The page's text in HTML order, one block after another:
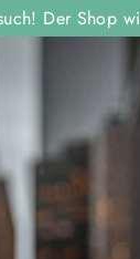
Der Shop